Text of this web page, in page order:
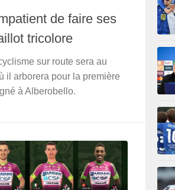
de faire ses
tricolore
sur route sera au
il arborera pour la première
à Alberobello.